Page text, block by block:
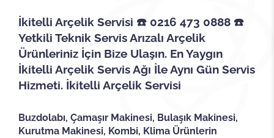
İkitelli Arçelik Servisi ☎️ 0216 473 0888 ☎️
Yetkili Teknik Servis Arızalı Arçelik
Ürünleriniz İçin Bize Ulaşın. En Yaygın
İkitelli Arçelik Servis Ağı İle Aynı Gün Servis
Hizmeti. İkitelli Arçelik Servisi
Buzdolabı, Çamaşır Makinesi, Bulaşık Makinesi,
Kurutma Makinesi, Kombi, Klima Ürünlerin